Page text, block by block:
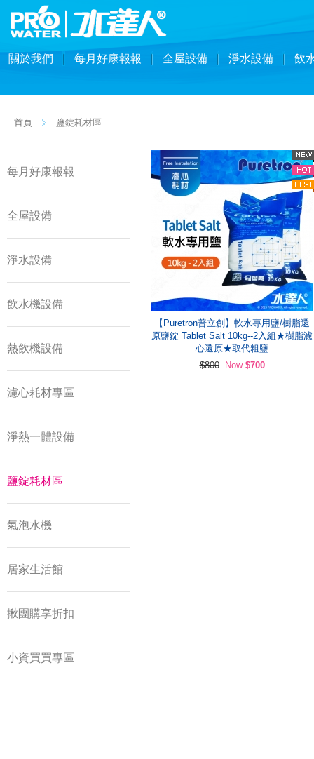
關於我們 每月好康報報 全屋設備 淨水設備 飲
首頁 鹽錠耗材區
每月好康報報
全屋設備
淨水設備
飲水機設備
熱飲機設備
濾心耗材專區
淨熱一體設備
鹽錠耗材區
氣泡水機
居家生活館
揪團購享折扣
小資買買專區
【Puretron普立創】軟水專用鹽/樹脂還
原鹽錠 Tablet Salt 10kg--2入組★樹脂濾
心還原★取代粗鹽
$800
Now $700